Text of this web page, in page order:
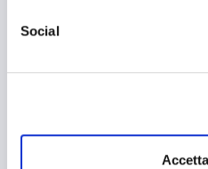
esprimere le preferenze sui
mantenendo le impostazioni di
attivi).
Social